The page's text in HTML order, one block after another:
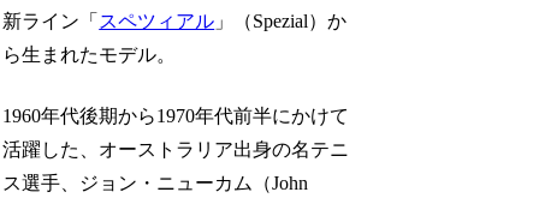
新ライン「 スペツィアル 」（Spezial）か
ら生まれたモデル。
1960年代後期から1970年代前半にかけて
活躍した、オーストラリア出身の名テニ
ス選手、ジョン・ニューカム（John